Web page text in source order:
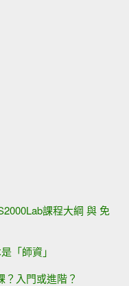
課程大綱 與 免
「師資」
？入門或進階？